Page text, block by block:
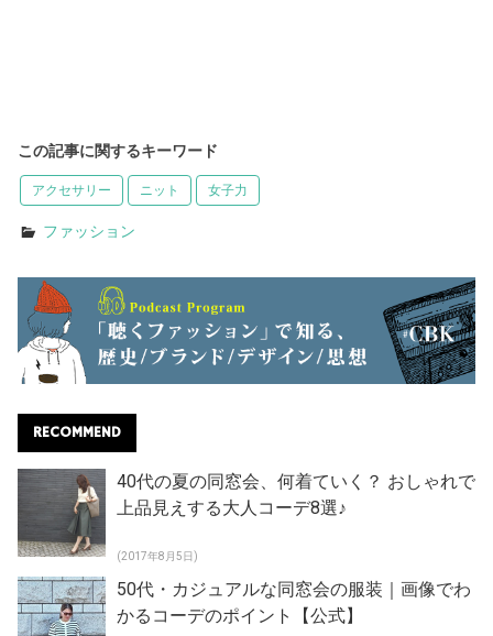
この記事に関するキーワード
アクセサリー ニット 女子力
ファッション
RECOMMEND
40代の夏の同窓会、何着ていく？ おしゃれで
上品見えする大人コーデ8選♪
(2017年8月5日)
50代・カジュアルな同窓会の服装｜画像でわ
かるコーデのポイント【公式】